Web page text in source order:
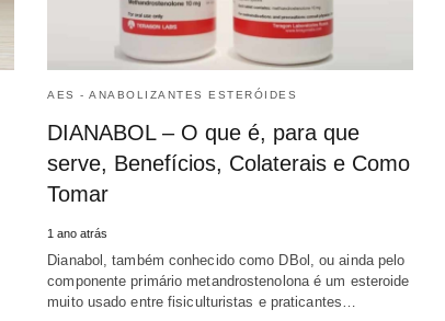
AES - ANABOLIZANTES ESTERÓIDES
DIANABOL – O que é, para que
serve, Benefícios, Colaterais e Como
Tomar
1 ano atrás
Dianabol, também conhecido como DBol, ou ainda pelo
componente primário metandrostenolona é um esteroide
muito usado entre fisiculturistas e praticantes…